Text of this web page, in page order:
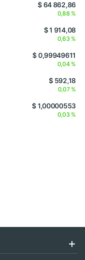
$ 64 862,86
0,88 %
$ 1 914,08
0,63 %
$ 0,99949611
0,04 %
$ 592,18
0,07 %
$ 1,00000553
0,03 %